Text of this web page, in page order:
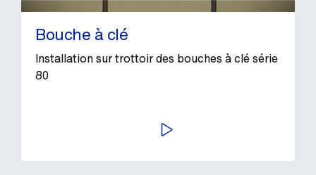
Bouche à clé
Installation sur trottoir des bouches à clé série
80
LIRE